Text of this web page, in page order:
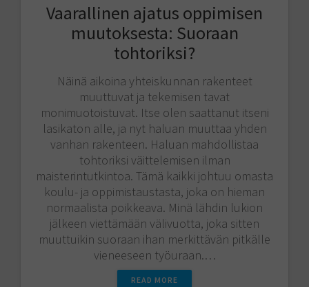
Vaarallinen ajatus oppimisen
muutoksesta: Suoraan
tohtoriksi?
Näinä aikoina yhteiskunnan rakenteet
muuttuvat ja tekemisen tavat
monimuotoistuvat. Itse olen saattanut itseni
lasikaton alle, ja nyt haluan muuttaa yhden
vanhan rakenteen. Haluan mahdollistaa
tohtoriksi väittelemisen ilman
maisterintutkintoa. Tämä kaikki johtuu omasta
koulu- ja oppimistaustasta, joka on hieman
normaalista poikkeava. Minä lähdin lukion
jälkeen viettämään välivuotta, joka sitten
muuttuikin suoraan ihan merkittävän pitkälle
vieneeseen työuraan.…
READ MORE